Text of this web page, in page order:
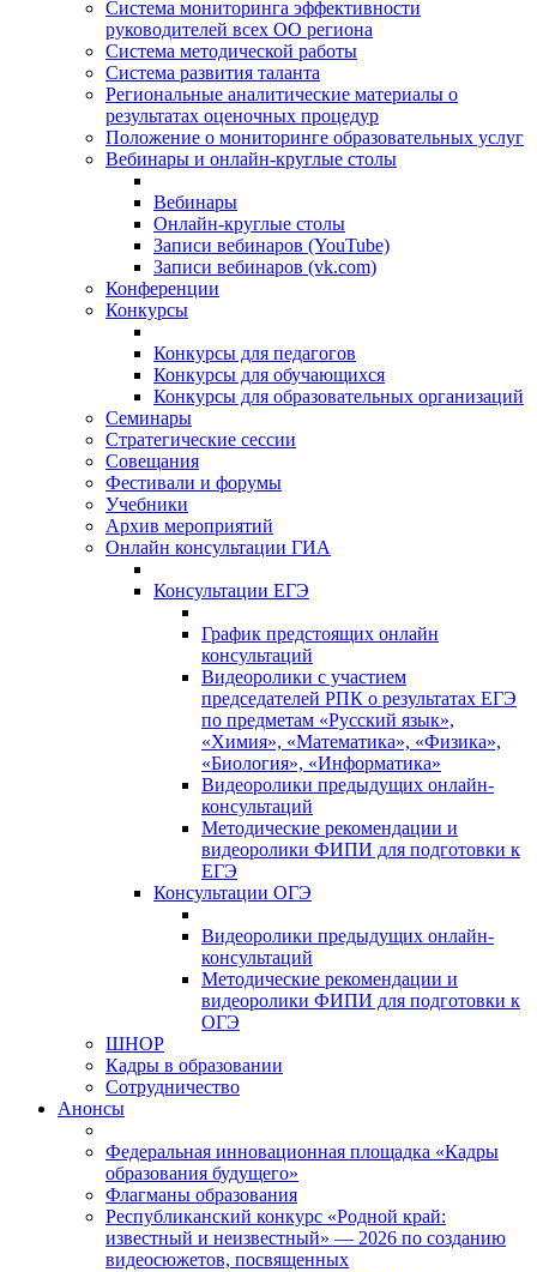
Система мониторинга эффективности
руководителей всех ОО региона
Система методической работы
Система развития таланта
Региональные аналитические материалы о
результатах оценочных процедур
Положение о мониторинге образовательных услуг
Вебинары и онлайн-круглые столы
Вебинары
Онлайн-круглые столы
Записи вебинаров (YouTube)
Записи вебинаров (vk.com)
Конференции
Конкурсы
Конкурсы для педагогов
Конкурсы для обучающихся
Конкурсы для образовательных организаций
Семинары
Стратегические сессии
Совещания
Фестивали и форумы
Учебники
Архив мероприятий
Онлайн консультации ГИА
Консультации ЕГЭ
График предстоящих онлайн
консультаций
Видеоролики с участием
председателей РПК о результатах ЕГЭ
по предметам «Русский язык»,
«Химия», «Математика», «Физика»,
«Биология», «Информатика»
Видеоролики предыдущих онлайн-
консультаций
Методические рекомендации и
видеоролики ФИПИ для подготовки к
ЕГЭ
Консультации ОГЭ
Видеоролики предыдущих онлайн-
консультаций
Методические рекомендации и
видеоролики ФИПИ для подготовки к
ОГЭ
ШНОР
Кадры в образовании
Сотрудничество
Анонсы
Федеральная инновационная площадка «Кадры
образования будущего»
Флагманы образования
Республиканский конкурс «Родной край:
известный и неизвестный» — 2026 по созданию
видеосюжетов, посвященных